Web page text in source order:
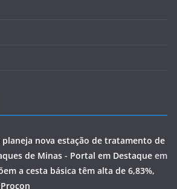
planeja nova estação de tratamento de
de Minas - Portal em Destaque em
a cesta básica têm alta de 6,83%,